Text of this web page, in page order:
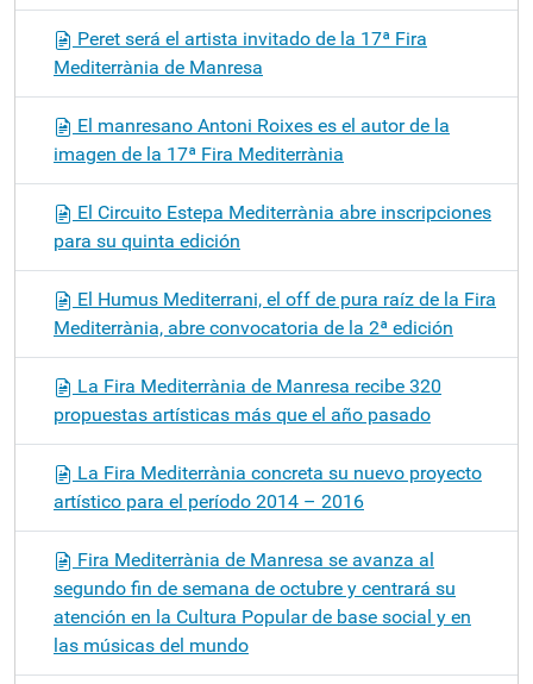
Peret será el artista invitado de la 17ª Fira
Mediterrània de Manresa
El manresano Antoni Roixes es el autor de la
imagen de la 17ª Fira Mediterrània
El Circuito Estepa Mediterrània abre inscripciones
para su quinta edición
El Humus Mediterrani, el off de pura raíz de la Fira
Mediterrània, abre convocatoria de la 2ª edición
La Fira Mediterrània de Manresa recibe 320
propuestas artísticas más que el año pasado
La Fira Mediterrània concreta su nuevo proyecto
artístico para el período 2014 – 2016
Fira Mediterrània de Manresa se avanza al
segundo fin de semana de octubre y centrará su
atención en la Cultura Popular de base social y en
las músicas del mundo